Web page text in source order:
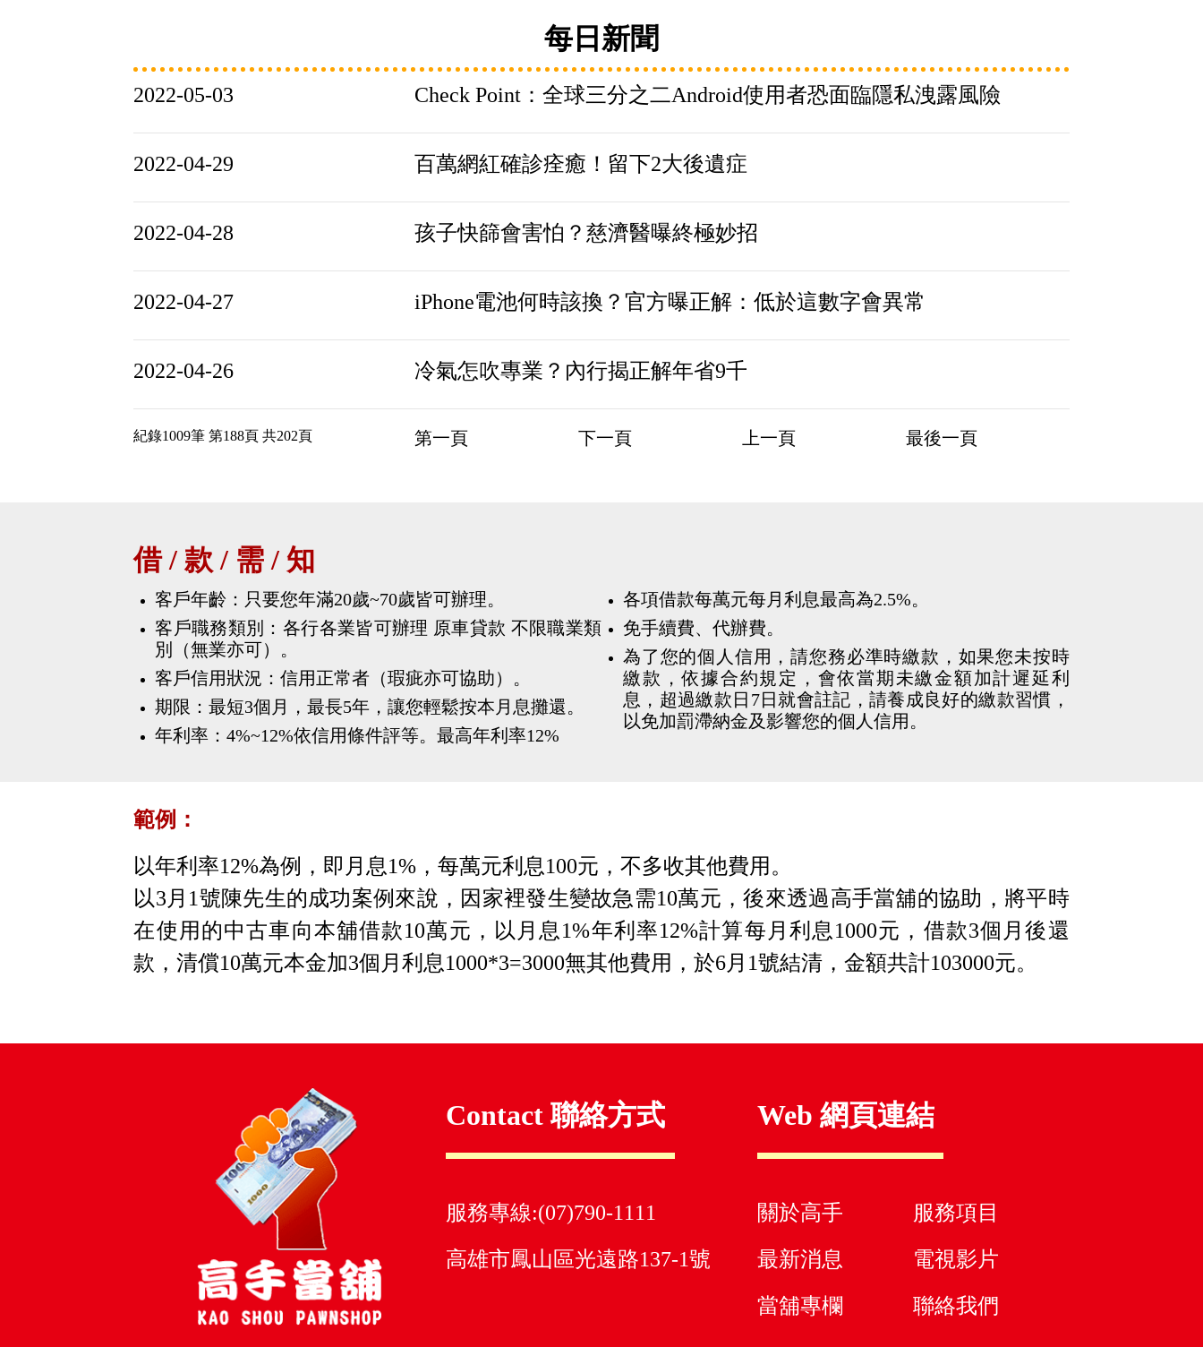
每日新聞
2022-05-03 Check Point：全球三分之二Android使用者恐面臨隱私洩露風險
2022-04-29 百萬網紅確診痊癒！留下2大後遺症
2022-04-28 孩子快篩會害怕？慈濟醫曝終極妙招
2022-04-27 iPhone電池何時該換？官方曝正解：低於這數字會異常
2022-04-26 冷氣怎吹專業？內行揭正解年省9千
紀錄1009筆 第188頁 共202頁 第一頁 下一頁 上一頁 最後一頁
借 / 款 / 需 / 知
客戶年齡：只要您年滿20歲~70歲皆可辦理。
客戶職務類別：各行各業皆可辦理 原車貸款 不限職業類
別（無業亦可）。
客戶信用狀況：信用正常者（瑕疵亦可協助）。
期限：最短3個月，最長5年，讓您輕鬆按本月息攤還。
年利率：4%~12%依信用條件評等。最高年利率12%
各項借款每萬元每月利息最高為2.5%。
免手續費、代辦費。
為了您的個人信用，請您務必準時繳款，如果您未按時
繳款，依據合約規定，會依當期未繳金額加計遲延利
息，超過繳款日7日就會註記，請養成良好的繳款習慣，
以免加罰滯納金及影響您的個人信用。
範例：
以年利率12%為例，即月息1%，每萬元利息100元，不多收其他費用。
以3月1號陳先生的成功案例來說，因家裡發生變故急需10萬元，後來透過高手當舖的協助，將平時
在使用的中古車向本舖借款10萬元，以月息1%年利率12%計算每月利息1000元，借款3個月後還
款，清償10萬元本金加3個月利息1000*3=3000無其他費用，於6月1號結清，金額共計103000元。
Contact 聯絡方式
服務專線:(07)790-1111
高雄市鳳山區光遠路137-1號
Web 網頁連結
關於高手
服務項目
最新消息
電視影片
當舖專欄
聯絡我們